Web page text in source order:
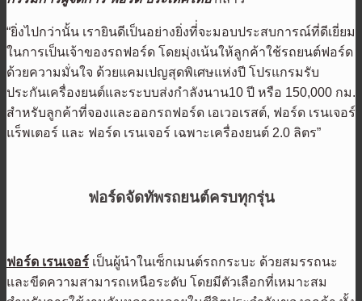
“ยิ่งไปกว่านั้น เรายินดีเป็นอย่างยิ่งที่่จะมอบประสบการณ์ที่ดีเยี่ยม
ในการเป็นเจ้าของรถฟอร์ด โดยมุ่งเน้นให้ลูกค้าใช้รถยนต์ฟอร์ด
ด้วยความมั่นใจ ด้วยแคมเปญสุดพิเศษแห่งปี โปรแกรมรับ
ประกันเครื่องยนต์และระบบส่งกำลังนาน10 ปี หรือ 150,000 กม.
สำหรับลูกค้าที่จองและออกรถฟอร์ด เอเวอเรสต์, ฟอร์ด เรนเจอร์
แร็พเตอร์ และ ฟอร์ด เรนเจอร์ เฉพาะเครื่องยนต์ 2.0 ลิตร”
ฟอร์ดจัดทัพรถยนต์ครบทุกรุ่น
ฟอร์ด เรนเจอร์ เป็นผู้นำในเซ็กเมนต์รถกระบะ ด้วยสมรรถนะ
และขีดความสามารถเหนือระดับ โดยมีตัวเลือกที่เหมาะสม